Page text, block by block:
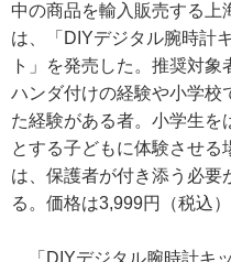
中の商品を輸入販売する上
は、「DIYデジタル腕時計
ト」を発売した。推奨対象
ハンダ付けの経験や小学校
た経験がある者。小学生を
とする子どもに体験させる
は、保護者が付き添う必要
る。価格は3,999円（税込）
「DIYデジタル腕時計キ